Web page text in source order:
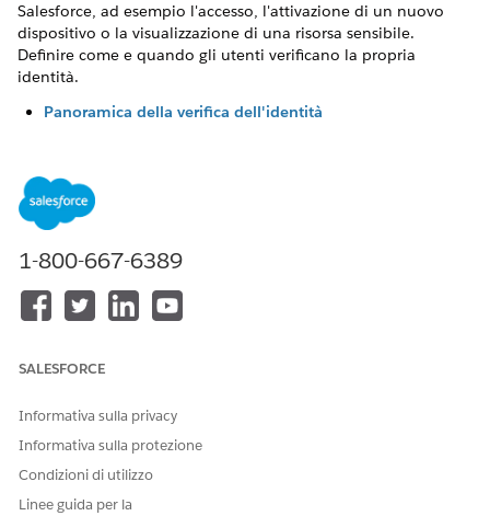
Salesforce, ad esempio l'accesso, l'attivazione di un nuovo
dispositivo o la visualizzazione di una risorsa sensibile.
Definire come e quando gli utenti verificano la propria
identità.
Panoramica della verifica dell'identità
che è il vero titolare di un account. Gli utenti verificano la
propria identità per ottenere determinati privilegi di
accesso in Salesforce, ad esempio l'accesso, l'attivazione
di un nuovo dispositivo o la visualizzazione di una risorsa
sensibile. A seconda del caso d'uso, la verifica dell'identità
viene detta autenticazione a più fattori (MFA), attivazione
del dispositivo o autenticazione step-up.
organizzazioni e siti Experience Cloud
verificare la propria identità per un'intera organizzazione o
un sito Experience Cloud.
Comportamento della password singola (OTP)
Salesforce invia password singole (OTP) per verificare
1-800-667-6389
SALESFORCE
Informativa sulla privacy
Informativa sulla protezione
Condizioni di utilizzo
Linee guida per la